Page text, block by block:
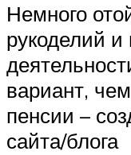
Немного
рукоделий и
вариант,
пенсии –
сайта/блога